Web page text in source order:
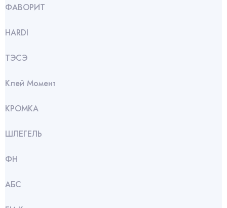
ФАВОРИТ
HARDI
ТЭСЭ
Клей Момент
КРОМКА
ШЛЕГЕЛЬ
ФН
АБС